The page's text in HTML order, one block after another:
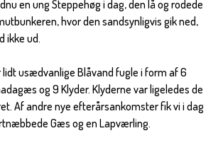
en ung Steppehøg i dag, den lå og rodede
hvor den sandsynligvis gik ned,
ikke ud.
lidt usædvanlige Blåvand fugle i form af 6
og 9 Klyder. Klyderne var ligeledes de
Af andre nye efterårsankomster fik vi i dag
Gæs og en Lapværling.